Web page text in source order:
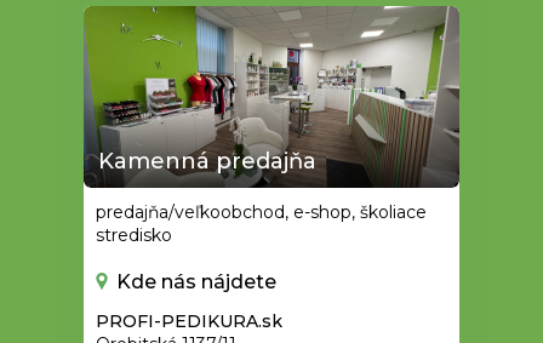
Kamenná predajňa
predajňa/veľkoobchod, e-shop, školiace
stredisko
Kde nás nájdete
PROFI-PEDIKURA.sk